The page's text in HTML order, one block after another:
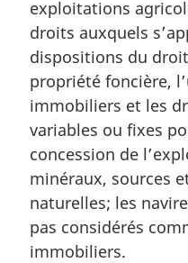
exploitations
droits auxquels
dispositions du
propriété foncière,
immobiliers et les
variables ou fixes
concession de
minéraux, sources
naturelles; les
pas considérés
immobiliers.